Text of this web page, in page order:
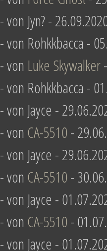
- von Jyn? -
- von Rohkkbacca -
- von Luke Skywalker
- von Rohkkbacca -
- von Jayce -
- von CA-5510-
- von Jayce -
- von CA-5510-
- von Jayce -
- von CA-5510-
- von Jayce -